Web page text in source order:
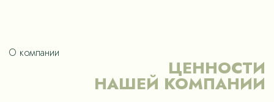
О компании
ЦЕННОСТИ
НАШЕЙ КОМПАНИИ